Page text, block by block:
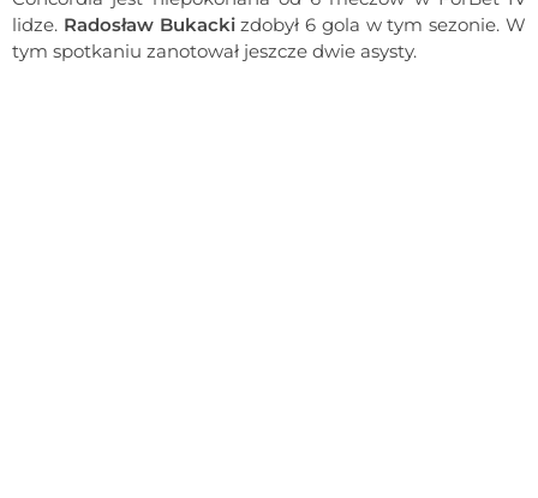
lidze. Radosław Bukackizdobył 6 gola w tym sezonie. W
tym spotkaniu zanotował jeszcze dwie asysty.